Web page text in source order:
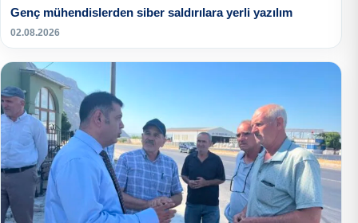
Genç mühendislerden siber saldırılara yerli yazılım
02.08.2026